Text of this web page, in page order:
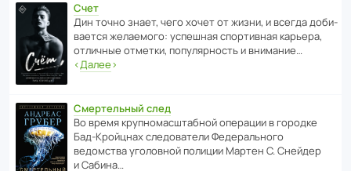
Счет
Дин точно знает, чего хочет от жизни, и всегда доби­
ва­ется жела­е­мого: успе­шная спор­ти­вная карьера,
отли­чные отметки, попу­ля­р­ность и внимание…
‹Далее›
Смертельный след
Во время круп­но­мас­ш­та­бной операции в городке
Бад‑Крой­цнах следо­ва­тели Феде­раль­ного
ведомства уголо­вной полиции Мартен С. Снейдер
и Сабина…